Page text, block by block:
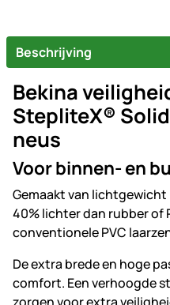
Beschrijving
Bekina
StepliteX®
neus
Voor binnen- en
Gemaakt van
40% lichter dan rubber of
conventionele PVC
De extra brede en hoge
comfort. Een verhoogde